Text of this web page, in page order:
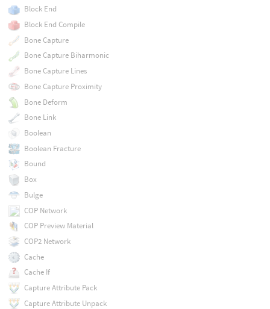
Block End
Block End Compile
Bone Capture
Bone Capture Biharmonic
Bone Capture Lines
Bone Capture Proximity
Bone Deform
Bone Link
Boolean
Boolean Fracture
Bound
Box
Bulge
COP Network
COP Preview Material
COP2 Network
Cache
Cache If
Capture Attribute Pack
Capture Attribute Unpack